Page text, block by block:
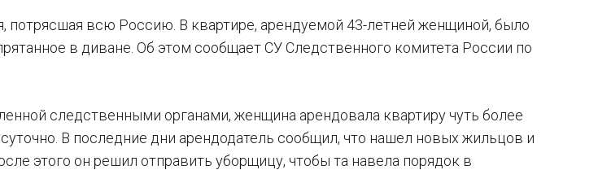
потрясшая всю Россию. В квартире, арендуемой 43-летней женщиной, было
в диване. Об этом сообщает СУ Следственного комитета России по
следственными органами, женщина арендовала квартиру чуть более
В последние дни арендодатель сообщил, что нашел новых жильцов и
этого он решил отправить уборщицу, чтобы та навела порядок в